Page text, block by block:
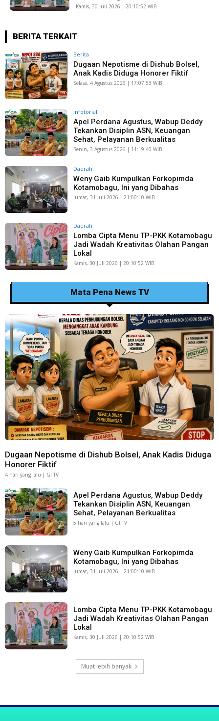
Kamis, 30 Juli 2026 | 20:10:52 WIB
BERITA TERKAIT
Berita
Dugaan Nepotisme di Dishub Bolsel,
Anak Kadis Diduga Honorer Fiktif
Selasa, 4 Agustus 2026 | 17:07:53 WIB
Infotorial
Apel Perdana Agustus, Wabup Deddy
Tekankan Disiplin ASN, Keuangan
Sehat, Pelayanan Berkualitas
Senin, 3 Agustus 2026 | 11:19:40 WIB
Daerah
Weny Gaib Kumpulkan Forkopimda
Kotamobagu, Ini yang Dibahas
Jumat, 31 Juli 2026 | 21:00:10 WIB
Daerah
Lomba Cipta Menu TP-PKK Kotamobagu
Jadi Wadah Kreativitas Olahan Pangan
Lokal
Kamis, 30 Juli 2026 | 20:10:52 WIB
Mata Pena News TV
Dugaan Nepotisme di Dishub Bolsel, Anak Kadis Diduga
Honorer Fiktif
4 hari yang lalu | GI TV
Apel Perdana Agustus, Wabup Deddy
Tekankan Disiplin ASN, Keuangan
Sehat, Pelayanan Berkualitas
5 hari yang lalu | GI TV
Weny Gaib Kumpulkan Forkopimda
Kotamobagu, Ini yang Dibahas
Jumat, 31 Juli 2026 | 21:00:10 WIB
Lomba Cipta Menu TP-PKK Kotamobagu
Jadi Wadah Kreativitas Olahan Pangan
Lokal
Kamis, 30 Juli 2026 | 20:10:52 WIB
Muat lebih banyak